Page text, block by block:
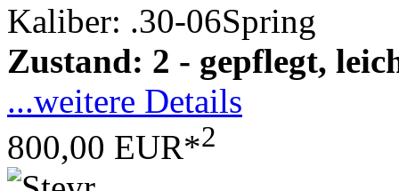
Kaliber: .30-06Spring
Zustand: 2 - gepflegt,
...weitere Details
800,00 EUR*2